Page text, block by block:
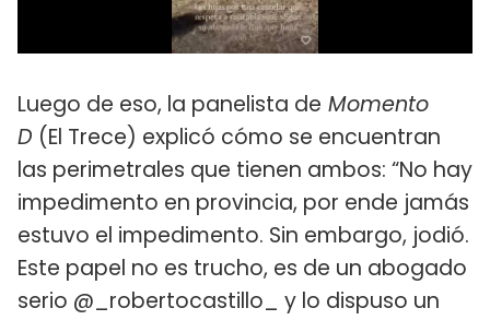
Luego de eso, la panelista de Momento
D (El Trece) explicó cómo se encuentran
las perimetrales que tienen ambos: “No hay
impedimento en provincia, por ende jamás
estuvo el impedimento. Sin embargo, jodió.
Este papel no es trucho, es de un abogado
serio @_robertocastillo_ y lo dispuso un